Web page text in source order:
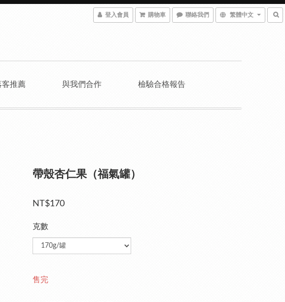
登入會員 購物車 聯絡我們 繁體中文
客推薦 與我們合作 檢驗合格報告
帶殼杏仁果（福氣罐）
NT$170
克數
售完